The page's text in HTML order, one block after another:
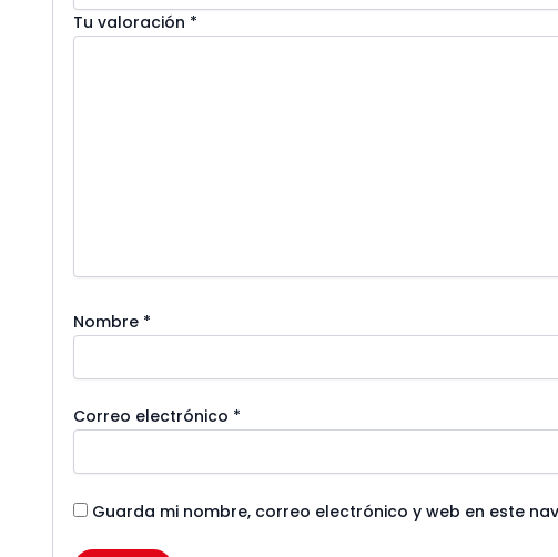
Tu valoración *
Nombre *
Correo electrónico *
Guarda mi nombre, correo electrónico y web en este